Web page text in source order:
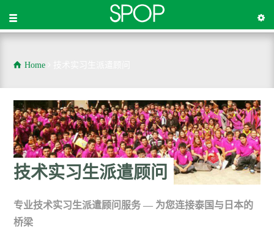
Home
技术实习生派遣顾问
专业技术实习生派遣顾问服务 — 为您连接泰国与日本的
桥梁